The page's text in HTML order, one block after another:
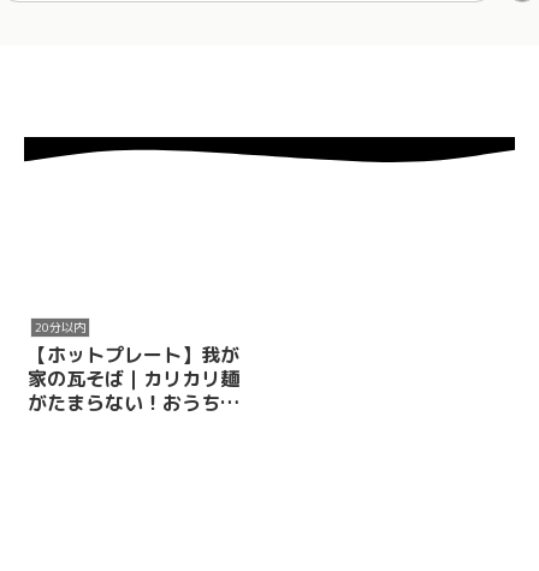
20分以内
【ホットプレート】我が
家の瓦そば｜カリカリ麺
がたまらない！おうちで